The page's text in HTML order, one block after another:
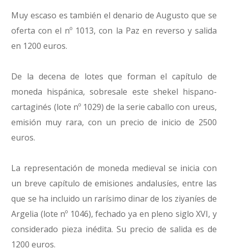
Muy escaso es también el denario de Augusto que se
oferta con el nº 1013, con la Paz en reverso y salida
en 1200 euros.
De la decena de lotes que forman el capítulo de
moneda hispánica, sobresale este shekel hispano-
cartaginés (lote nº 1029) de la serie caballo con ureus,
emisión muy rara, con un precio de inicio de 2500
euros.
La representación de moneda medieval se inicia con
un breve capítulo de emisiones andalusíes, entre las
que se ha incluido un rarísimo dinar de los ziyaníes de
Argelia (lote nº 1046), fechado ya en pleno siglo XVI, y
considerado pieza inédita. Su precio de salida es de
1200 euros.